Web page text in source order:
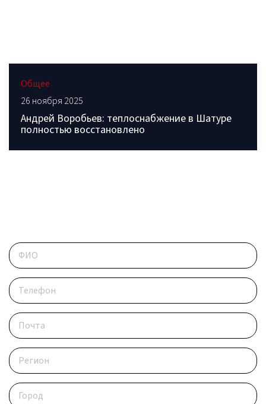
Общее
26 ноября 2025
Андрей Воробьев: теплоснабжение в Шатуре
полностью восстановлено